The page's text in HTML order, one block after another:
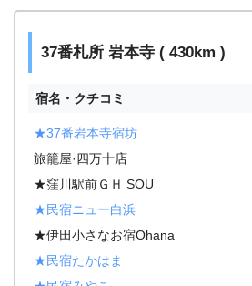
37番札所 岩本寺 ( 430km )
宿名・クチコミ
★37番岩本寺宿坊
旅籠屋·四万十店
★窪川駅前ＧＨ SOU
★民宿ニュー白浜
★伊田小さなお宿Ohana
★民宿たかはま